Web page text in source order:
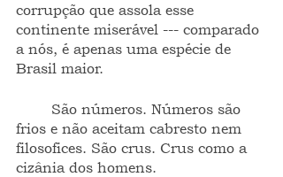
corrupção que assola esse
continente miserável --- comparado
a nós, é apenas uma espécie de
Brasil maior.
frios e não aceitam cabresto nem
filosofices. São crus. Crus como a
cizânia dos homens.